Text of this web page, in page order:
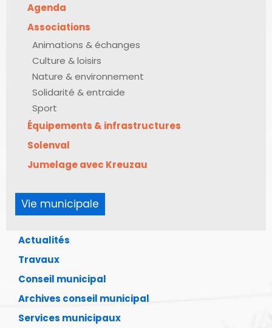
Agenda
Associations
Animations & échanges
Culture & loisirs
Nature & environnement
Solidarité & entraide
Sport
Équipements & infrastructures
Solenval
Jumelage avec Kreuzau
Vie municipale
Actualités
Travaux
Conseil municipal
Archives conseil municipal
Services municipaux